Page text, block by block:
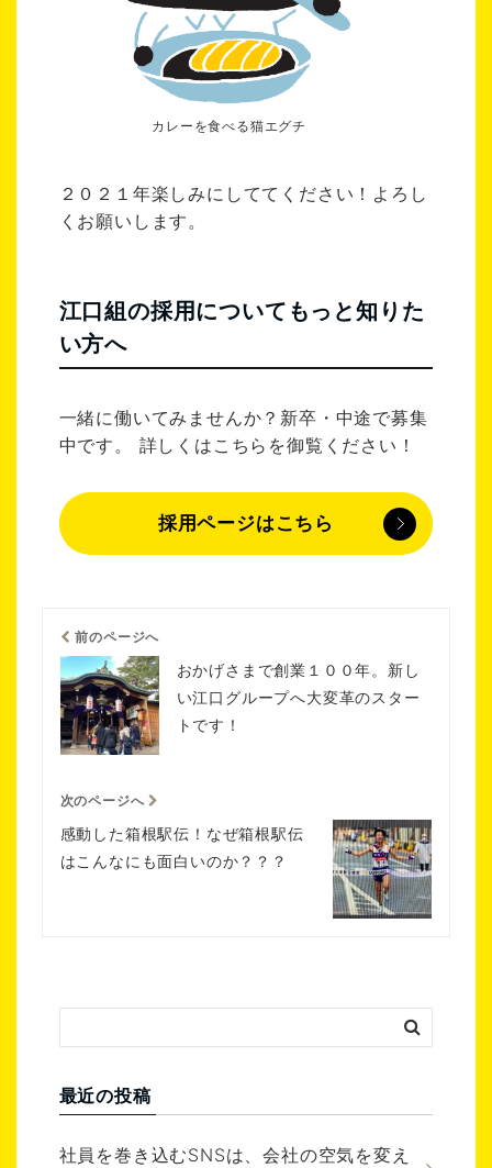
カレーを食べる猫エグチ
２０２１年楽しみにしててください！よろし
くお願いします。
江口組の採用についてもっと知りた
い方へ
一緒に働いてみませんか？新卒・中途で募集
中です。 詳しくはこちらを御覧ください！
採用ページはこちら
前のページへ
おかげさまで創業１００年。新し
い江口グループへ大変革のスター
トです！
次のページへ
感動した箱根駅伝！なぜ箱根駅伝
はこんなにも面白いのか？？？
最近の投稿
社員を巻き込むSNSは、会社の空気を変え